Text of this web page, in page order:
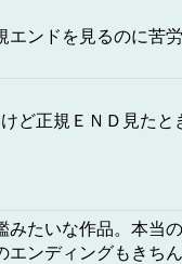
ンドを見るのに苦
ど正規ＥＮＤ見たと
たいな作品。本当
ンディングもきち